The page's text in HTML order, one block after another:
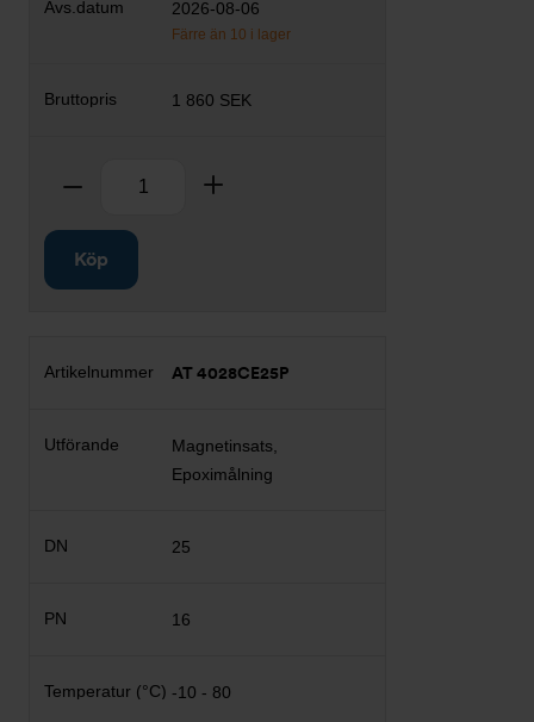
2026-08-06
Färre än 10 i lager
1 860 SEK
Ta bort
Köp
AT 4028CE25P
Magnetinsats,
Epoximålning
25
16
-10 - 80